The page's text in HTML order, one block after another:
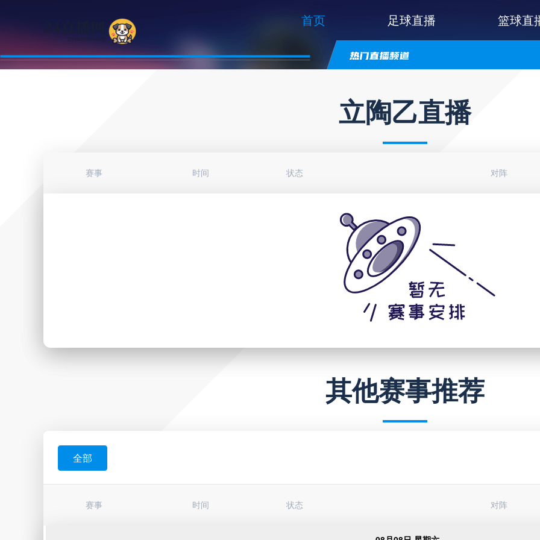
首页 足球直播 篮球直
立陶乙直播
赛事 时间 状态 对阵
其他赛事推荐
全部
赛事 时间 状态 对阵